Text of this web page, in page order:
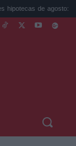
el TAE más